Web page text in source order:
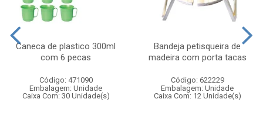
Caneca de plastico 300ml
com 6 pecas
Código: 471090
Embalagem: Unidade
Caixa Com: 30 Unidade(s)
Bandeja petisqueira de
madeira com porta tacas
Código: 622229
Embalagem: Unidade
Caixa Com: 12 Unidade(s)